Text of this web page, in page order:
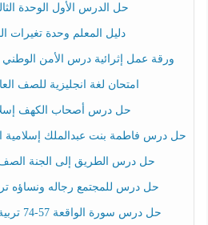
حل الدرس الأول الوحدة
دليل المعلم وحدة تغيرات
ورقة عمل إثرائية درس الأمن الوطني
امتحان لغة انجليزية للصف
حل درس أصحاب الكهف
حل درس فاطمة بنت عبدالملك إسلامية
حل درس الطريق إلى الجنة الصف
حل درس للمجتمع رجاله ونساؤه
حل درس سورة الواقعة 57-74 تربية اسلامية الصف التاسع